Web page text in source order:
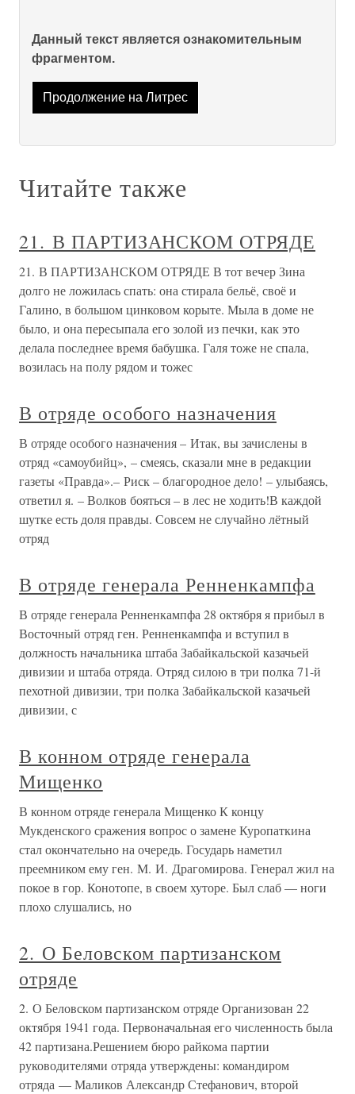
Данный текст является ознакомительным
фрагментом.
Продолжение на Литрес
Читайте также
21. В ПАРТИЗАНСКОМ ОТРЯДЕ
21. В ПАРТИЗАНСКОМ ОТРЯДЕ В тот вечер Зина
долго не ложилась спать: она стирала бельё, своё и
Галино, в большом цинковом корыте. Мыла в доме не
было, и она пересыпала его золой из печки, как это
делала последнее время бабушка. Галя тоже не спала,
возилась на полу рядом и тожес
В отряде особого назначения
В отряде особого назначения – Итак, вы зачислены в
отряд «самоубийц», – смеясь, сказали мне в редакции
газеты «Правда».– Риск – благородное дело! – улыбаясь,
ответил я. – Волков бояться – в лес не ходить!В каждой
шутке есть доля правды. Совсем не случайно лётный
отряд
В отряде генерала Ренненкампфа
В отряде генерала Ренненкампфа 28 октября я прибыл в
Восточный отряд ген. Ренненкампфа и вступил в
должность начальника штаба Забайкальской казачьей
дивизии и штаба отряда. Отряд силою в три полка 71-й
пехотной дивизии, три полка Забайкальской казачьей
дивизии, с
В конном отряде генерала
Мищенко
В конном отряде генерала Мищенко К концу
Мукденского сражения вопрос о замене Куропаткина
стал окончательно на очередь. Государь наметил
преемником ему ген. М. И. Драгомирова. Генерал жил на
покое в гор. Конотопе, в своем хуторе. Был слаб — ноги
плохо слушались, но
2. О Беловском партизанском
отряде
2. О Беловском партизанском отряде Организован 22
октября 1941 года. Первоначальная его численность была
42 партизана.Решением бюро райкома партии
руководителями отряда утверждены: командиром
отряда — Маликов Александр Стефанович, второй